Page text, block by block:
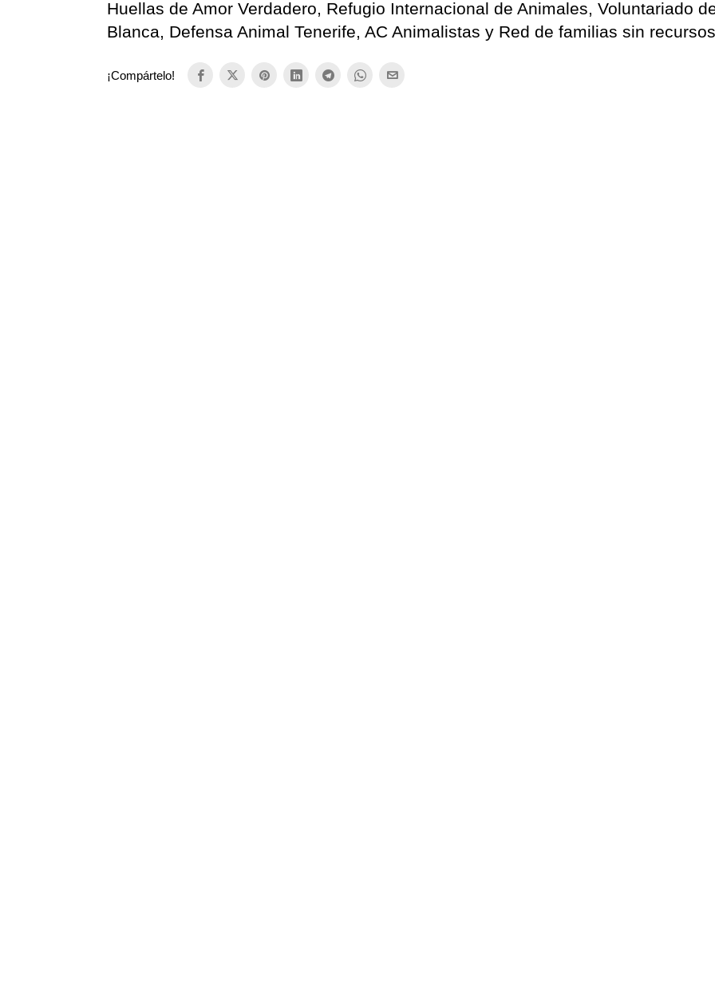
Huellas de Amor Verdadero, Refugio Internacional de Animales, Voluntariado
Blanca, Defensa Animal Tenerife, AC Animalistas y Red de familias sin
¡Compártelo!